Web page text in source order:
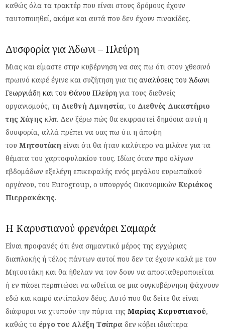
καθώς όλα τα τρακτέρ που είναι στους δρόμους έχουν
ταυτοποιηθεί, ακόμα και αυτά που δεν έχουν πινακίδες.
Δυσφορία για Άδωνι – Πλεύρη
Μιας και είμαστε στην κυβέρνηση να σας πω ότι στον χθεσινό
πρωινό καφέ έγινε και συζήτηση για τιςαναλύσεις του Άδωνι
Γεωργιάδη και του Θάνου Πλεύρη για τους διεθνείς
οργανισμούς, τη Διεθνή Αμνηστία, το Διεθνές Δικαστήριο
της Χάγης κλπ. Δεν ξέρω πώς θα εκφραστεί δημόσια αυτή η
δυσφορία, αλλά πρέπει να σας πω ότι η άποψη
τουΜητσοτάκηείναι ότι θα ήταν καλύτερο να μιλάνε για τα
θέματα του χαρτοφυλακίου τους. Ιδίως όταν προ ολίγων
εβδομάδων εξελέγη επικεφαλής ενός μεγάλου ευρωπαϊκού
οργάνου, του Eurogroup, o υπουργός ΟικονομικώνΚυριάκος
Πιερρακάκης.
Η Καρυστιανού φρενάρει Σαμαρά
Είναι προφανές ότι ένα σημαντικό μέρος της εγχώριας
διαπλοκής ή τέλος πάντων αυτοί που δεν τα έχουν καλά με τον
Μητσοτάκη και θα ήθελαν να τον δουν να αποσταθεροποιείται
ή εν πάσει περιπτώσει να ωθείται σε μια συγκυβέρνηση ψάχνουν
εδώ και καιρό αντίπαλον δέος. Αυτό που θα δείτε θα είναι
διάφοροι να χτυπούν την πόρτα τηςΜαρίας Καρυστιανού,
καθώς το έργο του Αλέξη Τσίπρα δεν κόβει ιδιαίτερα